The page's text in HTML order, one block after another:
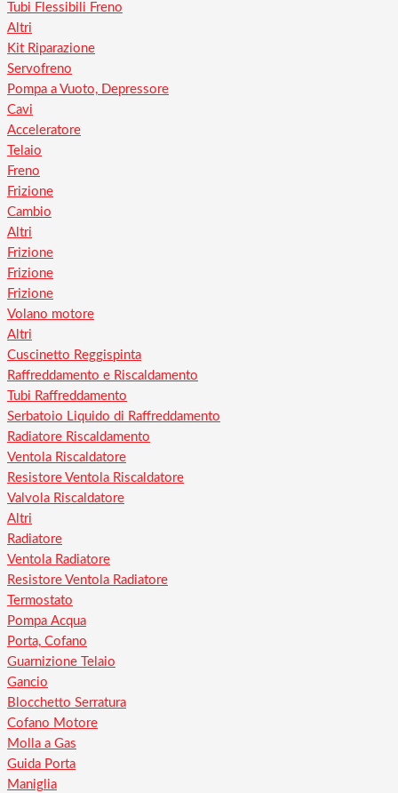
Tubi Flessibili Freno
Altri
Kit Riparazione
Servofreno
Pompa a Vuoto, Depressore
Cavi
Acceleratore
Telaio
Freno
Frizione
Cambio
Altri
Frizione
Frizione
Frizione
Volano motore
Altri
Cuscinetto Reggispinta
Raffreddamento e Riscaldamento
Tubi Raffreddamento
Serbatoio Liquido di Raffreddamento
Radiatore Riscaldamento
Ventola Riscaldatore
Resistore Ventola Riscaldatore
Valvola Riscaldatore
Altri
Radiatore
Ventola Radiatore
Resistore Ventola Radiatore
Termostato
Pompa Acqua
Porta, Cofano
Guarnizione Telaio
Gancio
Blocchetto Serratura
Cofano Motore
Molla a Gas
Guida Porta
Maniglia